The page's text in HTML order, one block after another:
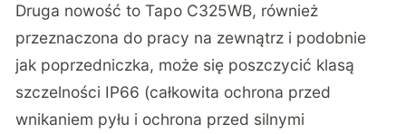
Druga nowość to Tapo C325WB, również
przeznaczona do pracy na zewnątrz i podobnie
jak poprzedniczka, może się poszczycić klasą
szczelności IP66 (całkowita ochrona przed
wnikaniem pyłu i ochrona przed silnymi